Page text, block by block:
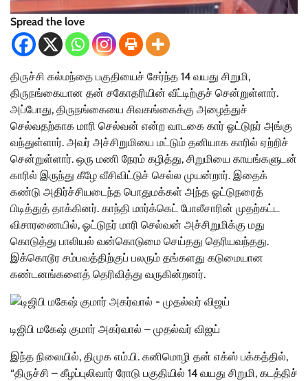
Spread the love
திருச்சி கல்மந்தை பகுதியைச் சேர்ந்த 14 வயது சிறுமி,
திருநங்கையான தன் சகோதரியின் வீட்டிற்குச் சென்றுள்ளார்.
அப்போது, திருநங்கையை சிவகங்கைக்கு அழைத்துச்
செல்வதற்காக மாரி செல்வன் என்ற வாடகை கார் ஓட்டுநர் அங்கு
வந்துள்ளார். அவர் அச்சிறுமியை மட்டும் தனியாக காரில் ஏற்றிச்
சென்றுள்ளார். ஒரு மணி நேரம் கழித்து, சிறுமியை காயங்களுடன்
காரில் இருந்து கீழே வீசிவிட்டுச் செல்ல முயன்றார். இதைக்
கண்டு அதிர்ச்சியடைந்த பொதுமக்கள் அந்த ஓட்டுநரைத்
பிடித்துத் தாக்கினர். காந்தி மார்க்கெட் போலீசாரின் முதற்கட்ட
விசாரணையில், ஓட்டுநர் மாரி செல்வன் அச்சிறுமிக்கு மது
கொடுத்து பாலியல் வன்கொடுமை செய்தது தெரியவந்தது.
இக்கொடூர சம்பவத்திற்குப் பலரும் தங்களது கடுமையான
கண்டனங்களைத் தெரிவித்து வருகின்றனர்.
டிஜிபி மகேஷ் குமார் அகர்வால் – முதல்வர் விஜய்
இந்த நிலையில், திமுக எம்.பி. கனிமொழி தன் எக்ஸ் பக்கத்தில்,
“திருச்சி – கீழப்புலிவார் ரோடு பகுதியில் 14 வயது சிறுமி, கடத்திச்